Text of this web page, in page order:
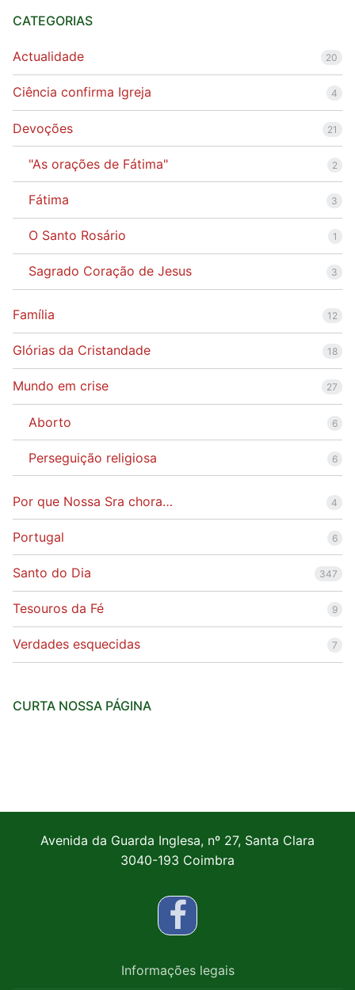
CATEGORIAS
Actualidade 20
Ciência confirma Igreja 4
Devoções 21
"As orações de Fátima" 2
Fátima 3
O Santo Rosário 1
Sagrado Coração de Jesus 3
Família 12
Glórias da Cristandade 18
Mundo em crise 27
Aborto 6
Perseguição religiosa 6
Por que Nossa Sra chora… 4
Portugal 6
Santo do Dia 347
Tesouros da Fé 9
Verdades esquecidas 7
CURTA NOSSA PÁGINA
Avenida da Guarda Inglesa, nº 27, Santa Clara
3040-193 Coimbra
Informações legais